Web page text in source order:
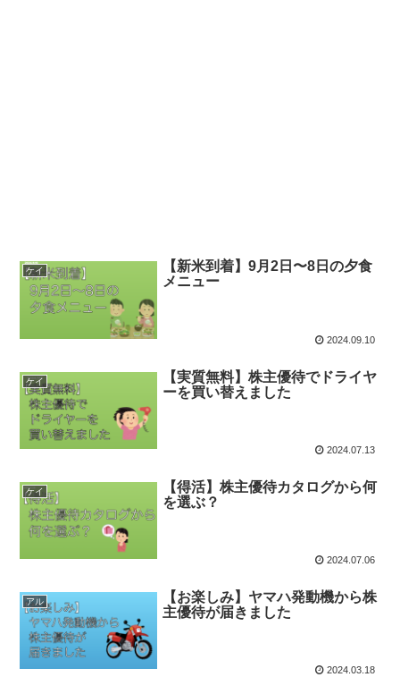
ケイ
【新米到着】9月2日〜8日の夕食
メニュー
2024.09.10
ケイ
【実質無料】株主優待でドライヤ
ーを買い替えました
2024.07.13
ケイ
【得活】株主優待カタログから何
を選ぶ？
2024.07.06
アル
【お楽しみ】ヤマハ発動機から株
主優待が届きました
2024.03.18